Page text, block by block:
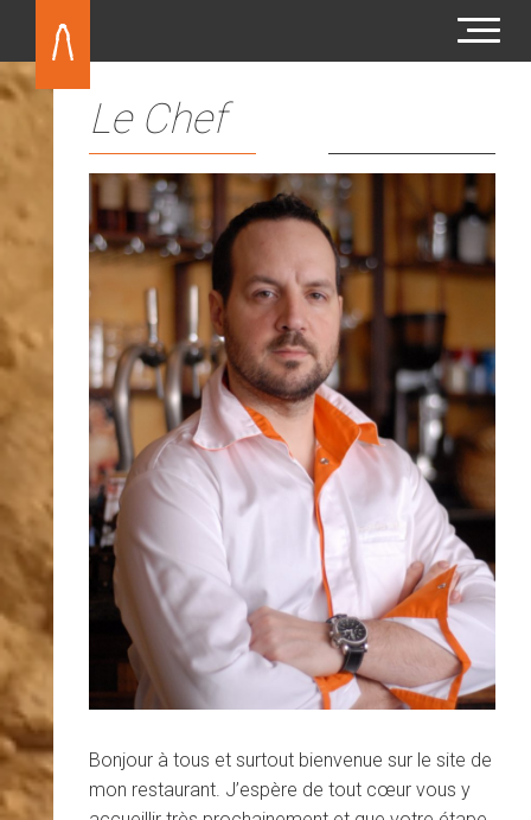
Le Chef
Bonjour à tous et surtout bienvenue sur le site de
mon restaurant. J’espère de tout cœur vous y